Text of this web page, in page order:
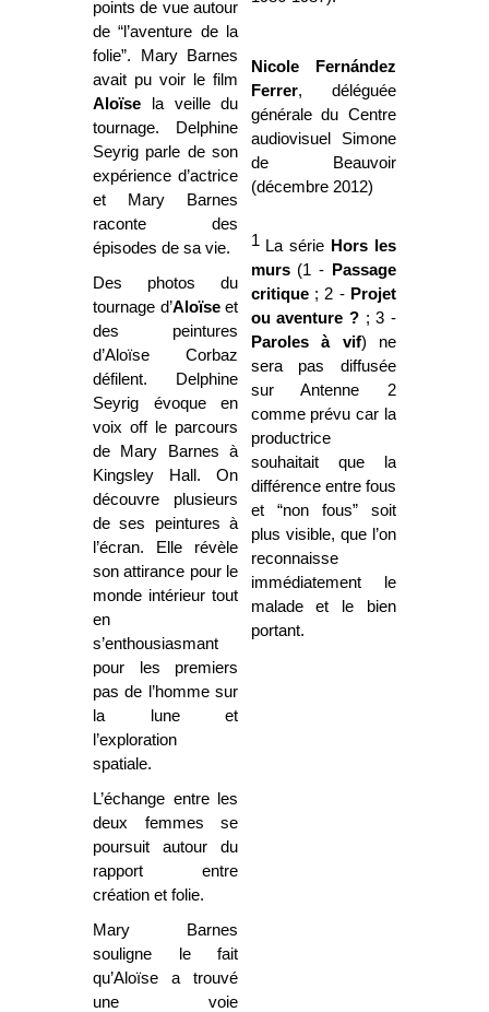
points de vue autour
de “l’aventure de la
folie”. Mary Barnes
avait pu voir le film
Aloïse la veille du
tournage. Delphine
Seyrig parle de son
expérience d’actrice
et Mary Barnes
raconte des
épisodes de sa vie.
Des photos du
tournage d’Aloïseet
des peintures
d’Aloïse Corbaz
défilent. Delphine
Seyrig évoque en
voix off le parcours
de Mary Barnes à
Kingsley Hall. On
découvre plusieurs
de ses peintures à
l’écran. Elle révèle
son attirance pour le
monde intérieur tout
en
s’enthousiasmant
pour les premiers
pas de l’homme sur
la lune et
l’exploration
spatiale.
L’échange entre les
deux femmes se
poursuit autour du
rapport entre
création et folie.
Mary Barnes
souligne le fait
qu’Aloïse a trouvé
une voie
Nicole Fernández
Ferrer, déléguée
générale du Centre
audiovisuel Simone
de Beauvoir
(décembre 2012)
1La série Hors les
murs (1 -
Passage
critique; 2 - Projet
ou aventure ?; 3 -
Paroles à vif) ne
sera pas diffusée
sur Antenne 2
comme prévu car la
productrice
souhaitait que la
différence entre fous
et “non fous” soit
plus visible, que l’on
reconnaisse
immédiatement le
malade et le bien
portant.